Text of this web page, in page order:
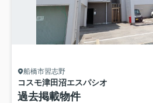
船橋市習志野
コスモ津田沼エスパシオ
過去掲載物件